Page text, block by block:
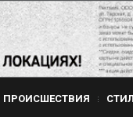
ПРОИСШЕСТВИЯ